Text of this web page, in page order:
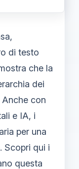
di testo
che la
dei
con
e IA, i
per una
Scopri qui i
questa